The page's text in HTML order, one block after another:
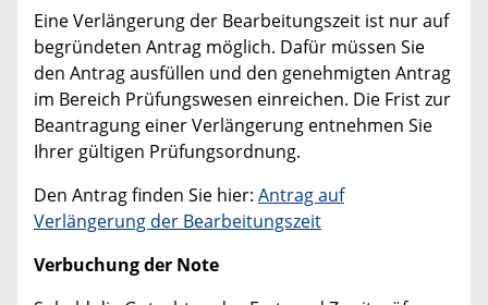
Eine Verlängerung der Bearbeitungszeit ist nur auf
begründeten Antrag möglich. Dafür müssen Sie
den Antrag ausfüllen und den genehmigten Antrag
im Bereich Prüfungswesen einreichen. Die Frist zur
Beantragung einer Verlängerung entnehmen Sie
Ihrer gültigen Prüfungsordnung.
Den Antrag finden Sie hier: Antrag auf
Verlängerung der Bearbeitungszeit
Verbuchung der Note